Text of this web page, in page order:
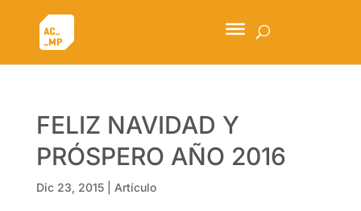
FELIZ NAVIDAD Y
PRÓSPERO AÑO 2016
Dic 23, 2015| Artículo